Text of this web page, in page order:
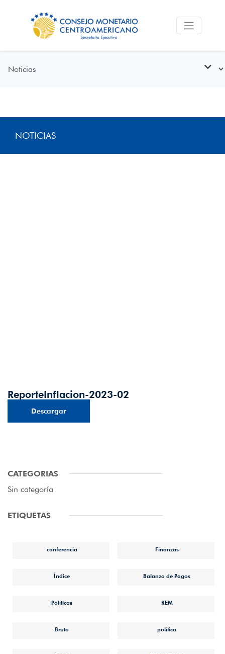
NOTICIAS
ReporteInflacion-2023-02
Descargar
CATEGORIAS
Sin categoría
ETIQUETAS
conferencia Finanzas
Índice Balanza de Pagos
Políticas REM
Bruto política